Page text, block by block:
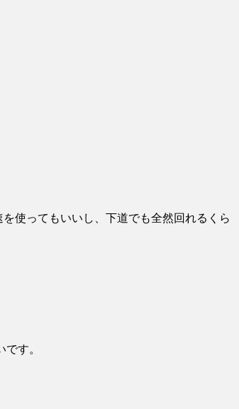
使ってもいいし、下道でも全然回れるくら
す。